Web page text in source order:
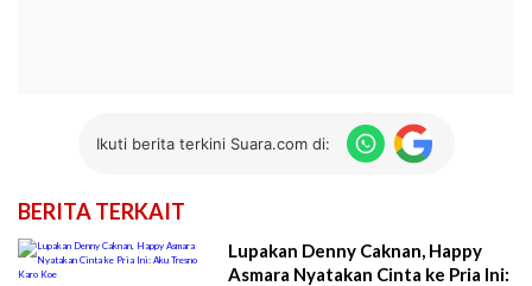
Ikuti berita terkini Suara.com di:
BERITA TERKAIT
Lupakan Denny Caknan, Happy
Asmara Nyatakan Cinta ke Pria Ini: